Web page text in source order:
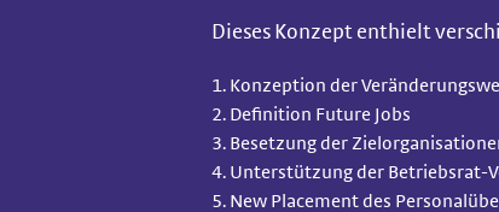
Dieses Konzept enthielt
Konzeption der
Definition Future Jobs
Besetzung der
Unterstützung der Betriebsrat-
New Placement des